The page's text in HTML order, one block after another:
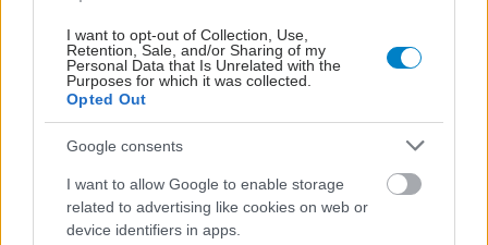
I want to opt-out of Collection, Use,
Retention, Sale, and/or Sharing of my
Personal Data that Is Unrelated with the
Purposes for which it was collected.
Opted Out
Google consents
I want to allow Google to enable storage
related to advertising like cookies on web or
device identifiers in apps.
ΣΗΜΕΡΑ ΣΤΟ IATRONET.GR